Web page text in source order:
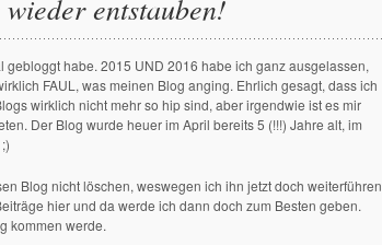
entstauben!
gebloggt habe. 2015 UND 2016 habe ich ganz ausgelassen,
FAUL, was meinen Blog anging. Ehrlich gesagt, dass ich
wirklich nicht mehr so hip sind, aber irgendwie ist es mir
Der Blog wurde heuer im April bereits 5 (!!!) Jahre alt, im
Blog nicht löschen, weswegen ich ihn jetzt doch weiterführen
hier und da werde ich dann doch zum Besten geben.
kommen werde.